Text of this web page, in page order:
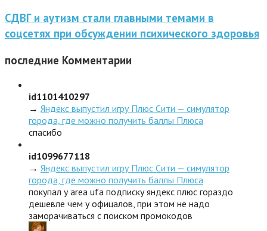
СДВГ и аутизм стали главными темами в
соцсетях при обсуждении психического здоровья
последние Комментарии
id1101410297
→ Яндекс выпустил игру Плюс Сити — симулятор
города, где можно получить баллы Плюса
спасибо
id1099677118
→ Яндекс выпустил игру Плюс Сити — симулятор
города, где можно получить баллы Плюса
покупал у area ufa подписку яндекс плюс гораздо
дешевле чем у офицалов, при этом не надо
заморачиваться с поиском промокодов